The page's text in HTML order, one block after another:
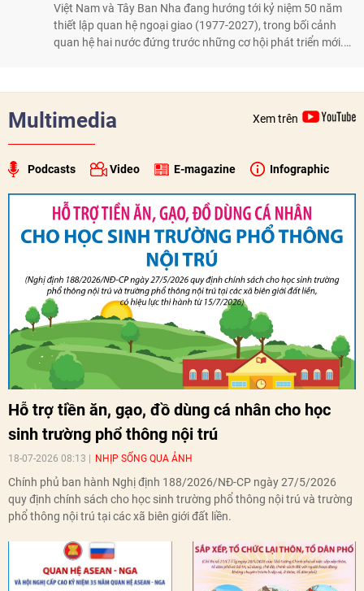
Việt Nam và Tây Ban Nha đang hướng tới kỷ niệm 50 năm
thiết lập quan hệ ngoại giao (1977-2027), trong bối cảnh
quan hệ hai nước đứng trước những cơ hội phát triển mới.
xã hội, tăng cường hiểu biết, tin cậy và gắn bó giữa nhân
dân hai nước.
Multimedia Xem trên
Podcasts Video E-magazine Infographic
Hỗ trợ tiền ăn, gạo, đồ dùng cá nhân cho học
sinh trường phổ thông nội trú
18-07-2026 08:13 NHỊP SỐNG QUA ẢNH
Chính phủ ban hành Nghị định 188/2026/NĐ-CP ngày 27/5/2026
quy định chính sách cho học sinh trường phổ thông nội trú và trường
phổ thông nội trú tại các xã biên giới đất liền.